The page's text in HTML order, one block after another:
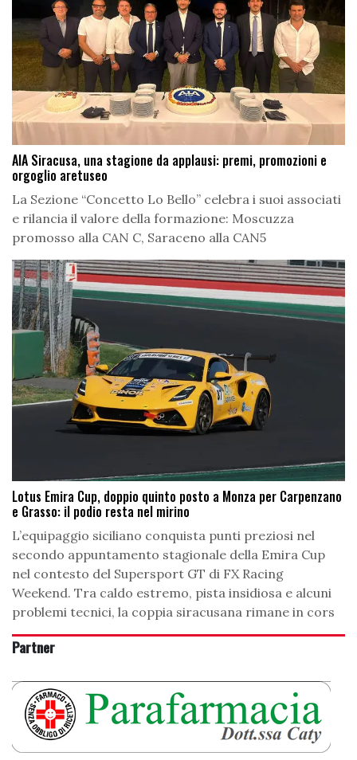
AIA Siracusa, una stagione da applausi: premi, promozioni e
orgoglio aretuseo
La Sezione “Concetto Lo Bello” celebra i suoi associati
e rilancia il valore della formazione: Moscuzza
promosso alla CAN C, Saraceno alla CAN5
Lotus Emira Cup, doppio quinto posto a Monza per Carpenzano
e Grasso: il podio resta nel mirino
L’equipaggio siciliano conquista punti preziosi nel
secondo appuntamento stagionale della Emira Cup
nel contesto del Supersport GT di FX Racing
Weekend. Tra caldo estremo, pista insidiosa e alcuni
problemi tecnici, la coppia siracusana rimane in cors
Partner